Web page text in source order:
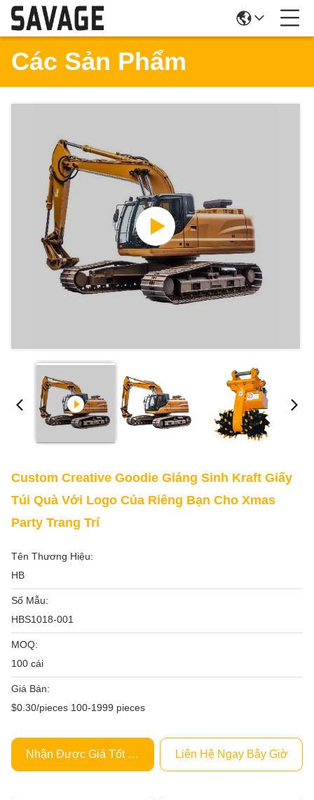
Các Sản Phẩm
Custom Creative Goodie Giáng Sinh Kraft Giấy
Túi Quà Với Logo Của Riêng Bạn Cho Xmas
Party Trang Trí
Tên Thương Hiệu:
HB
Số Mẫu:
HBS1018-001
MOQ:
100 cái
Giá Bán:
$0.30/pieces 100-1999 pieces
Nhận Được Giá Tốt Nhất Liên Hệ Ngay Bây Giờ